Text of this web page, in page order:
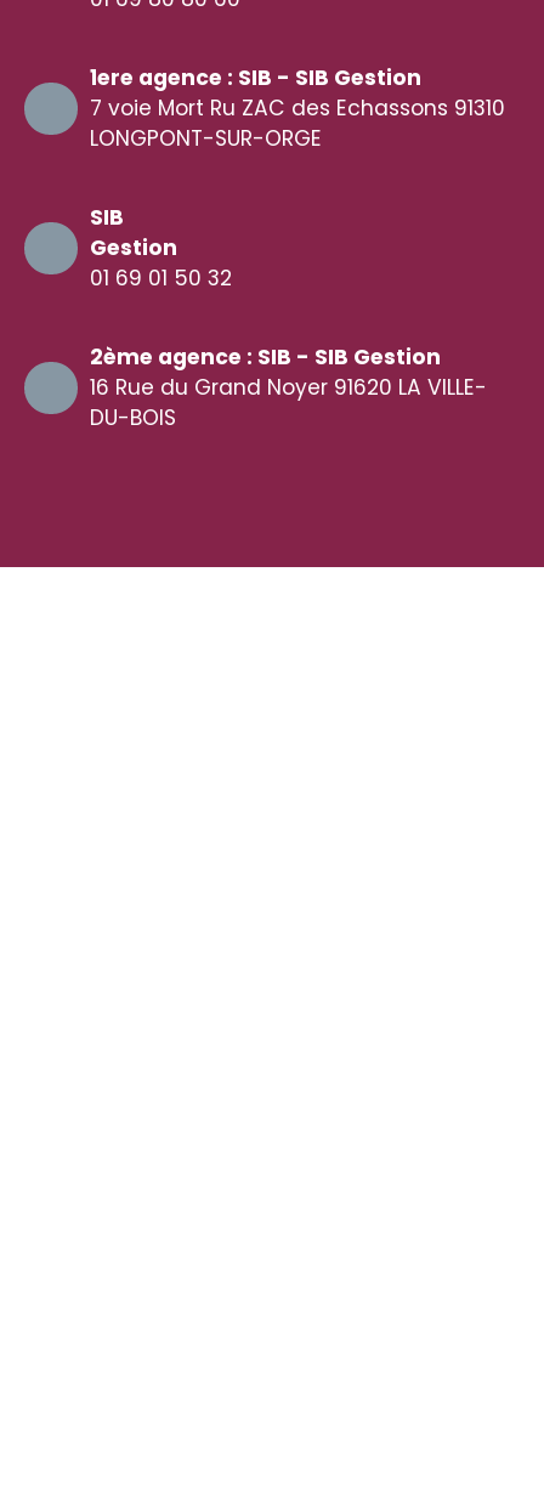
1ere agence : SIB - SIB Gestion
7 voie Mort Ru ZAC des Echassons 91310
LONGPONT-SUR-ORGE
SIB
Gestion
01 69 01 50 32
2ème agence : SIB - SIB Gestion
16 Rue du Grand Noyer 91620 LA VILLE-
DU-BOIS